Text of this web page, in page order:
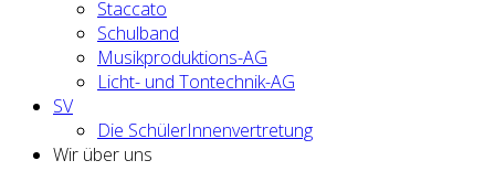
Staccato
Schulband
Musikproduktions-AG
Licht- und Tontechnik-AG
SV
Die SchülerInnenvertretung
Wir über uns